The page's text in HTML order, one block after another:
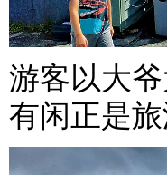
游客以大
有闲正是旅